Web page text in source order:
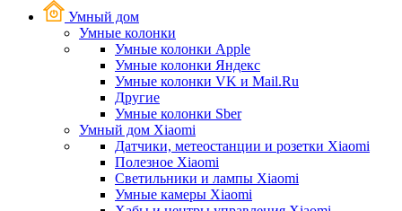
Умный дом
Умные колонки
Умные колонки Apple
Умные колонки Яндекс
Умные колонки VK и Mail.Ru
Другие
Умные колонки Sber
Умный дом Xiaomi
Датчики, метеостанции и розетки Xiaomi
Полезное Xiaomi
Светильники и лампы Xiaomi
Умные камеры Xiaomi